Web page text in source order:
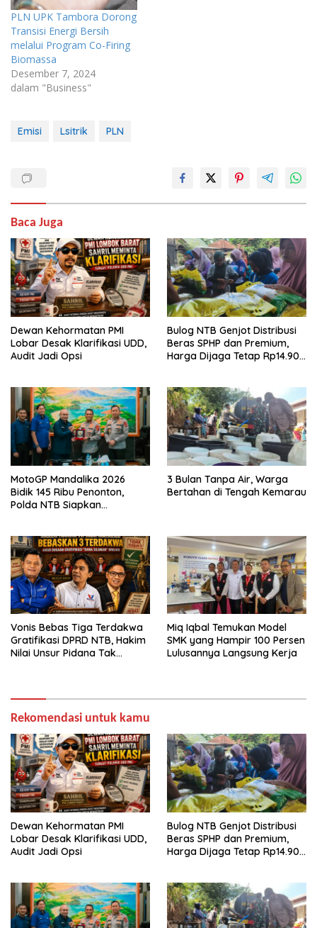
PLN UPK Tambora Dorong
Transisi Energi Bersih
melalui Program Co-Firing
Biomassa
Desember 7, 2024
dalam "Business"
Emisi Lsitrik PLN
Baca Juga
Dewan Kehormatan PMI
Lobar Desak Klarifikasi UDD,
Audit Jadi Opsi
Bulog NTB Genjot Distribusi
Beras SPHP dan Premium,
Harga Dijaga Tetap Rp14.900
MotoGP Mandalika 2026
Bidik 145 Ribu Penonton,
Polda NTB Siapkan
3 Bulan Tanpa Air, Warga
Bertahan di Tengah Kemarau
Vonis Bebas Tiga Terdakwa
Gratifikasi DPRD NTB, Hakim
Nilai Unsur Pidana Tak
Miq Iqbal Temukan Model
SMK yang Hampir 100 Persen
Lulusannya Langsung Kerja
Rekomendasi untuk kamu
Dewan Kehormatan PMI
Lobar Desak Klarifikasi UDD,
Audit Jadi Opsi
Bulog NTB Genjot Distribusi
Beras SPHP dan Premium,
Harga Dijaga Tetap Rp14.900